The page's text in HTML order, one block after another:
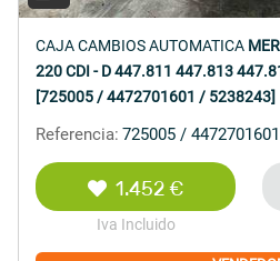
CAJA CAMBIOS AUTOMATICA
220 CDI - D 447.811 447.813
[725005 / 4472701601 / 5238243]
Referencia: 725005 /
1.452 €
Iva Incluido